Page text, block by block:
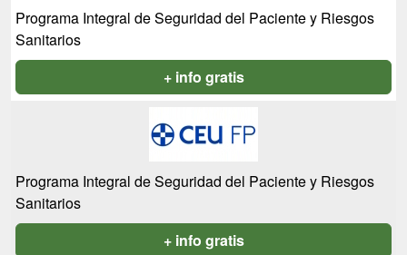
Programa Integral de Seguridad del Paciente y Riesgos
Sanitarios
+ info gratis
Programa Integral de Seguridad del Paciente y Riesgos
Sanitarios
+ info gratis